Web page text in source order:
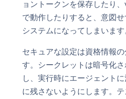
ョントークンを保存したり
で動作したりすると、意図
システムになってしまいます
セキュアな設定は資格情報
す。シークレットは暗号化
し、実行時にエージェント
に残さないようにします。